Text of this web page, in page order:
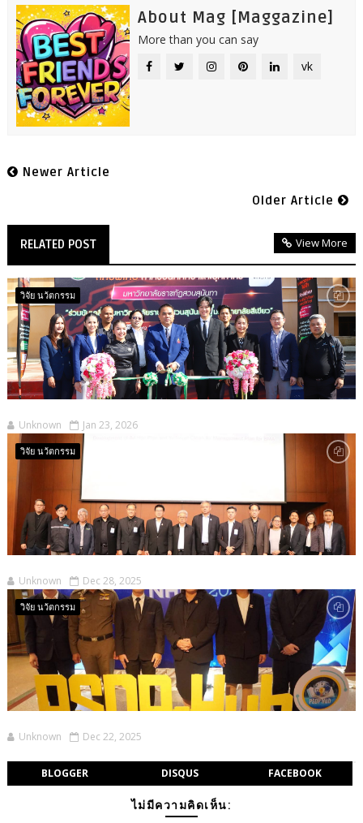
About Mag [Maggazine]
More than you can say
vk
Newer Article
Older Article
RELATED POST View More
วิจัย นว้ตกรรม
Unknown Jan 23, 2026
วิจัย นว้ตกรรม
Unknown Dec 28, 2025
วิจัย นว้ตกรรม
Unknown Dec 22, 2025
BLOGGER DISQUS FACEBOOK
ไม่มีความคิดเห็น: